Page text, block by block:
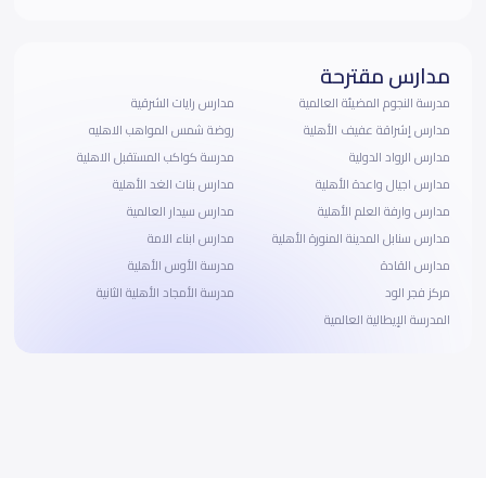
مدارس مقترحة
مدرسة النجوم المضيئة العالمية
مدارس إشراقة عفيف الأهلية
مدارس الرواد الدولية
مدارس اجيال واعدة الأهلية
مدارس وارفة العلم الأهلية
مدارس سنابل المدينة المنورة الأهلية
مدارس القادة
مركز فجر الود
المدرسة الإيطالية العالمية
مدارس رايات الشرقية
روضة شمس المواهب الاهليه
مدرسة كواكب المستقبل الاهلية
مدارس بنات الغد الأهلية
مدارس سيدار العالمية
مدارس ابناء الامة
مدرسة الأوس الأهلية
مدرسة الأمجاد الأهلية الثانية